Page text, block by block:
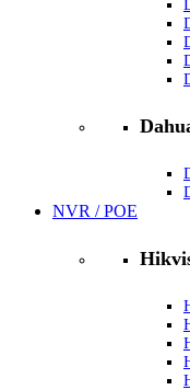
NVR / POE